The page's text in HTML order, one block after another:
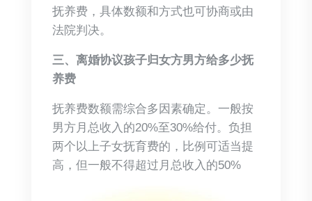
抚养费，具体数额和方式也可协商或由
法院判决。
三、离婚协议孩子归女方男方给多少抚
养费
抚养费数额需综合多因素确定。一般按
男方月总收入的20%至30%给付。负担
两个以上子女抚育费的，比例可适当提
高，但一般不得超过月总收入的50%